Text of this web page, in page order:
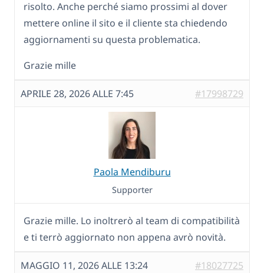
risolto. Anche perché siamo prossimi al dover
mettere online il sito e il cliente sta chiedendo
aggiornamenti su questa problematica.
Grazie mille
APRILE 28, 2026 ALLE 7:45 #17998729
Paola Mendiburu
Supporter
Grazie mille. Lo inoltrerò al team di compatibilità
e ti terrò aggiornato non appena avrò novità.
MAGGIO 11, 2026 ALLE 13:24 #18027725